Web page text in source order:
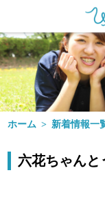
ホーム 新着情報一
六花ちゃんと